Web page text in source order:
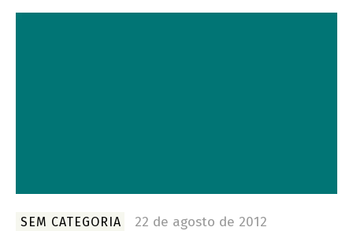
SEM CATEGORIA
22 de agosto de 2012